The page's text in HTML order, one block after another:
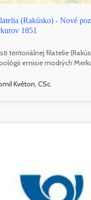
(Rakúsko) - Nové
1851
teritoriálnej filatelie
emisie modrých
Květon, CSc.